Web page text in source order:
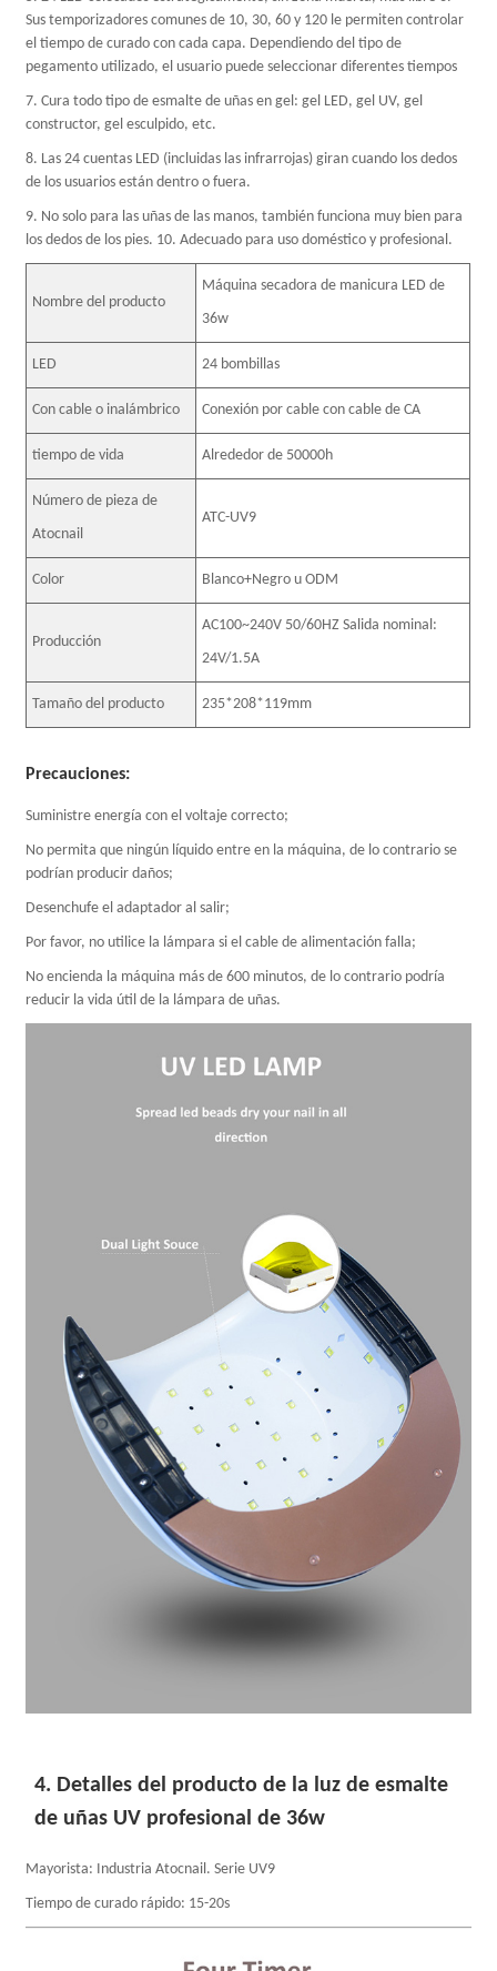
Sus temporizadores comunes de 10, 30, 60 y 120 le permiten controlar
el tiempo de curado con cada capa. Dependiendo del tipo de
pegamento utilizado, el usuario puede seleccionar diferentes tiempos
7. Cura todo tipo de esmalte de uñas en gel: gel LED, gel UV, gel
constructor, gel esculpido, etc.
8. Las 24 cuentas LED (incluidas las infrarrojas) giran cuando los dedos
de los usuarios están dentro o fuera.
9. No solo para las uñas de las manos, también funciona muy bien para
los dedos de los pies. 10. Adecuado para uso doméstico y profesional.
Nombre del producto
Máquina secadora de manicura LED de
36w
LED 24 bombillas
Con cable o inalámbrico Conexión por cable con cable de CA
tiempo de vida Alrededor de 50000h
Número de pieza de
Atocnail
ATC-UV9
Color Blanco+Negro u ODM
Producción
AC100~240V 50/60HZ Salida nominal:
24V/1.5A
Tamaño del producto 235*208*119mm
Precauciones:
Suministre energía con el voltaje correcto;
No permita que ningún líquido entre en la máquina, de lo contrario se
podrían producir daños;
Desenchufe el adaptador al salir;
Por favor, no utilice la lámpara si el cable de alimentación falla;
No encienda la máquina más de 600 minutos, de lo contrario podría
reducir la vida útil de la lámpara de uñas.
4. Detalles del producto de la luz de esmalte
de uñas UV profesional de 36w
Mayorista: Industria Atocnail. Serie UV9
Tiempo de curado rápido: 15-20s